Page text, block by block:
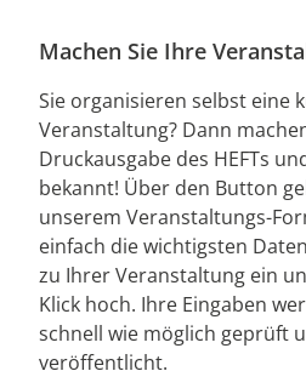
Machen Sie Ihre
Sie organisieren selbst eine
Veranstaltung? Dann
Druckausgabe des HEFTs
bekannt! Über den Button
unserem Veranstaltungs-
einfach die wichtigsten
zu Ihrer Veranstaltung ein
Klick hoch. Ihre Eingaben
schnell wie möglich geprüft
veröffentlicht.